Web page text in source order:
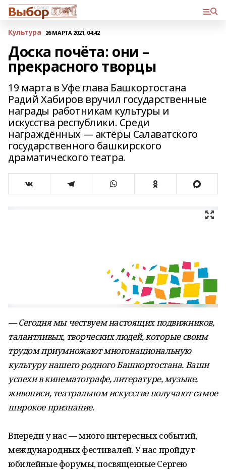
Культура 26 МАРТА 2021, 04:42
Доска почёта: они –
прекрасного творцы
19 марта в Уфе глава Башкортостана
Радий Хабиров вручил государственные
награды работникам культуры и
искусства республики. Среди
награждённых — актёры Салаватского
государственного башкирского
драматического театра.
— Сегодня мы чествуем настоящих подвижников,
талантливых, творческих людей, которые своим
трудом приумножают многонациональную
культуру нашего родного Башкортостана. Ваши
успехи в кинематографе, литературе, музыке,
живописи, театральном искусстве получают самое
широкое признание.
Впереди у нас — много интересных событий,
международных фестивалей. У нас пройдут
юбилейные форумы, посвященные Сергею